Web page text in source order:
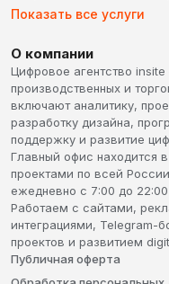
Показать все услуги
О компании
Цифровое агентство
производственных и
включают аналитику,
разработку дизайна,
поддержку и развитие
Главный офис находится
проектами по всей
ежедневно с 7:00 до
Работаем с сайтами,
интеграциями, Telegram-
проектов и развитием
Публичная оферта